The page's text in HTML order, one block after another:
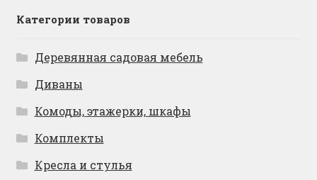
Категории товаров
Деревянная садовая мебель
Диваны
Комоды, этажерки, шкафы
Комплекты
Кресла и стулья